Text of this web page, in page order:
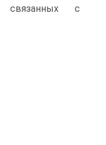
связанных с